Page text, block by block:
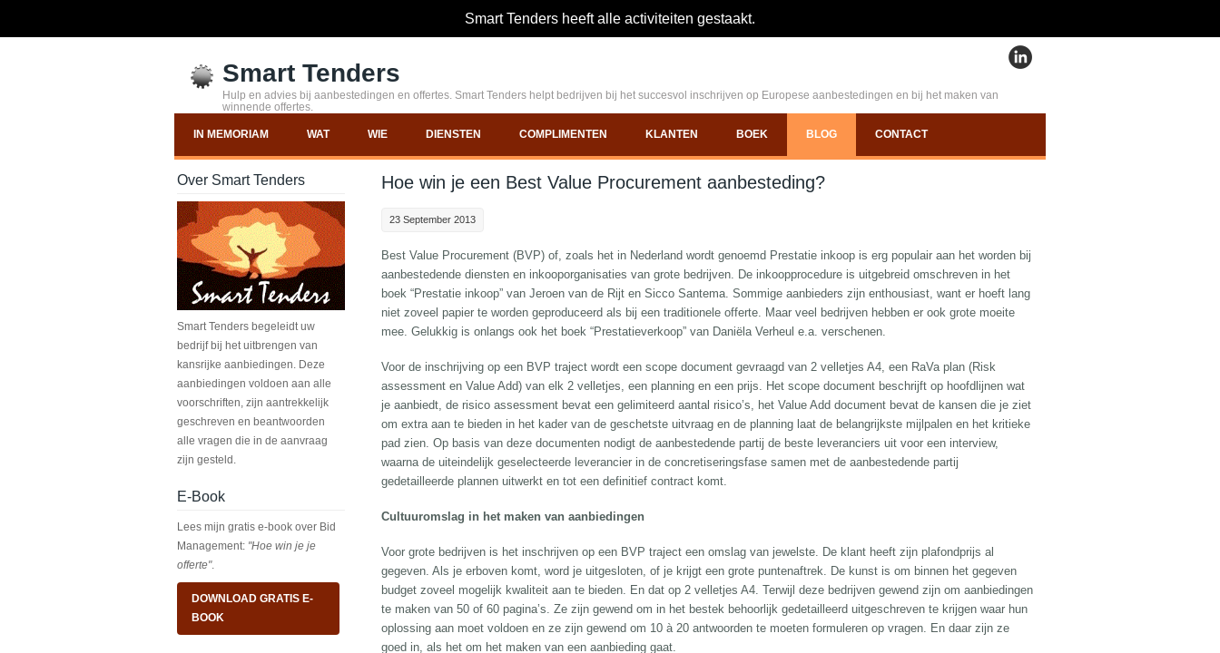
Smart Tenders heeft alle activiteiten gestaakt.
Smart Tenders
Hulp en advies bij aanbestedingen en offertes. Smart Tenders helpt bedrijven bij het succesvol inschrijven op Europese aanbestedingen en bij het maken van
winnende offertes.
IN MEMORIAM WAT WIE DIENSTEN COMPLIMENTEN KLANTEN BOEK BLOG CONTACT
Hoe win je een Best Value Procurement aanbesteding?
23 September 2013
Best Value Procurement (BVP) of, zoals het in Nederland wordt genoemd Prestatie inkoop is erg populair aan het worden bij
aanbestedende diensten en inkooporganisaties van grote bedrijven. De inkoopprocedure is uitgebreid omschreven in het
boek “Prestatie inkoop” van Jeroen van de Rijt en Sicco Santema. Sommige aanbieders zijn enthousiast, want er hoeft lang
niet zoveel papier te worden geproduceerd als bij een traditionele offerte. Maar veel bedrijven hebben er ook grote moeite
mee. Gelukkig is onlangs ook het boek “Prestatieverkoop” van Daniëla Verheul e.a. verschenen.
Voor de inschrijving op een BVP traject wordt een scope document gevraagd van 2 velletjes A4, een RaVa plan (Risk
assessment en Value Add) van elk 2 velletjes, een planning en een prijs. Het scope document beschrijft op hoofdlijnen wat
je aanbiedt, de risico assessment bevat een gelimiteerd aantal risico’s, het Value Add document bevat de kansen die je ziet
om extra aan te bieden in het kader van de geschetste uitvraag en de planning laat de belangrijkste mijlpalen en het kritieke
pad zien. Op basis van deze documenten nodigt de aanbestedende partij de beste leveranciers uit voor een interview,
waarna de uiteindelijk geselecteerde leverancier in de concretiseringsfase samen met de aanbestedende partij
gedetailleerde plannen uitwerkt en tot een definitief contract komt.
Cultuuromslag in het maken van aanbiedingen
Voor grote bedrijven is het inschrijven op een BVP traject een omslag van jewelste. De klant heeft zijn plafondprijs al
gegeven. Als je erboven komt, word je uitgesloten, of je krijgt een grote puntenaftrek. De kunst is om binnen het gegeven
budget zoveel mogelijk kwaliteit aan te bieden. En dat op 2 velletjes A4. Terwijl deze bedrijven gewend zijn om aanbiedingen
te maken van 50 of 60 pagina’s. Ze zijn gewend om in het bestek behoorlijk gedetailleerd uitgeschreven te krijgen waar hun
oplossing aan moet voldoen en ze zijn gewend om 10 à 20 antwoorden te moeten formuleren op vragen. En daar zijn ze
goed in, als het om het maken van een aanbieding gaat.
Over Smart Tenders
Smart Tenders begeleidt uw
bedrijf bij het uitbrengen van
kansrijke aanbiedingen. Deze
aanbiedingen voldoen aan alle
voorschriften, zijn aantrekkelijk
geschreven en beantwoorden
alle vragen die in de aanvraag
zijn gesteld.
E-Book
Lees mijn gratis e-book over Bid
Management: "Hoe win je je
offerte".
DOWNLOAD GRATIS E-
BOOK